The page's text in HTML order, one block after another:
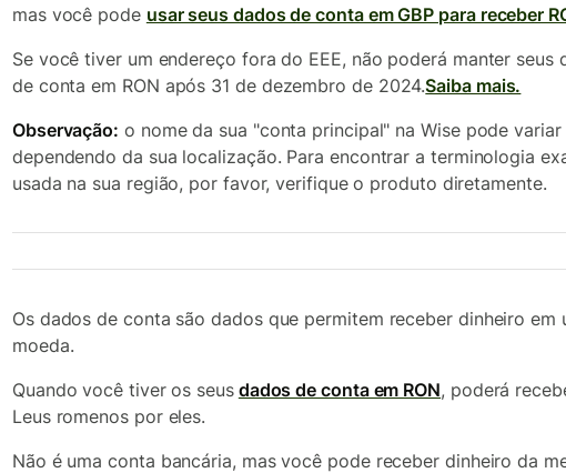
mas você pode usar seus dados de conta em GBP para receber
Se você tiver um endereço fora do EEE, não poderá manter seus
de conta em RON após 31 de dezembro de 2024.Saiba mais.
Observação: o nome da sua "conta principal" na Wise pode variar
dependendo da sua localização. Para encontrar a terminologia
usada na sua região, por favor, verifique o produto diretamente.
Os dados de conta são dados que permitem receber dinheiro em
moeda.
Quando você tiver os seus dados de conta em RON, poderá
Leus romenos por eles.
Não é uma conta bancária, mas você pode receber dinheiro da